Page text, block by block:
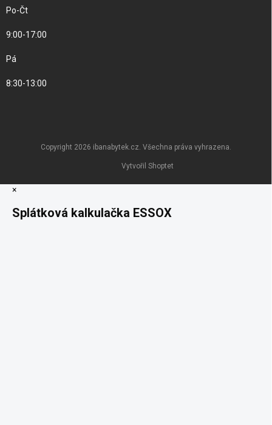
Po-Čt
9:00-17:00
Pá
8:30-13:00
Vytvořil Shoptet
Copyright 2026 ibanabytek.cz. Všechna práva vyhrazena.
×
Splátková kalkulačka ESSOX